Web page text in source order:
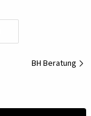
BH Beratung